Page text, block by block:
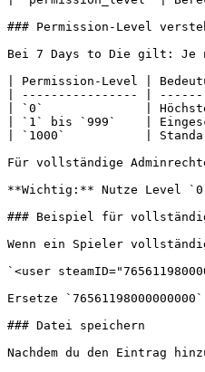
### Permission-Level
Bei 7 Days to Die gilt: Je
| Permission-Level |
| ---------------- |
| `0`              |
| `1` bis `999`    |
| `1000`           |
Für vollständige
**Wichtig:** Nutze Level
### Beispiel für
Wenn ein Spieler
`<user
Ersetze
### Datei speichern
Nachdem du den Eintrag